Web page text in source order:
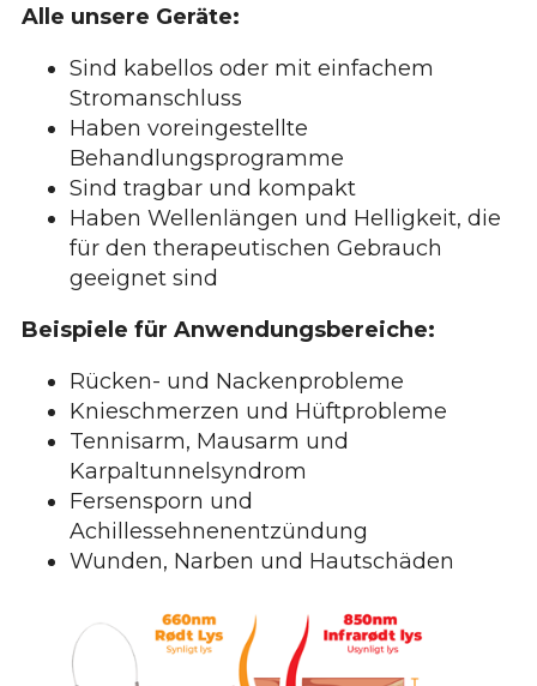
Alle unsere Geräte:
Sind kabellos oder mit einfachem
Stromanschluss
Haben voreingestellte
Behandlungsprogramme
Sind tragbar und kompakt
Haben Wellenlängen und Helligkeit, die
für den therapeutischen Gebrauch
geeignet sind
Beispiele für Anwendungsbereiche:
Rücken- und Nackenprobleme
Knieschmerzen und Hüftprobleme
Tennisarm, Mausarm und
Karpaltunnelsyndrom
Fersensporn und
Achillessehnenentzündung
Wunden, Narben und Hautschäden